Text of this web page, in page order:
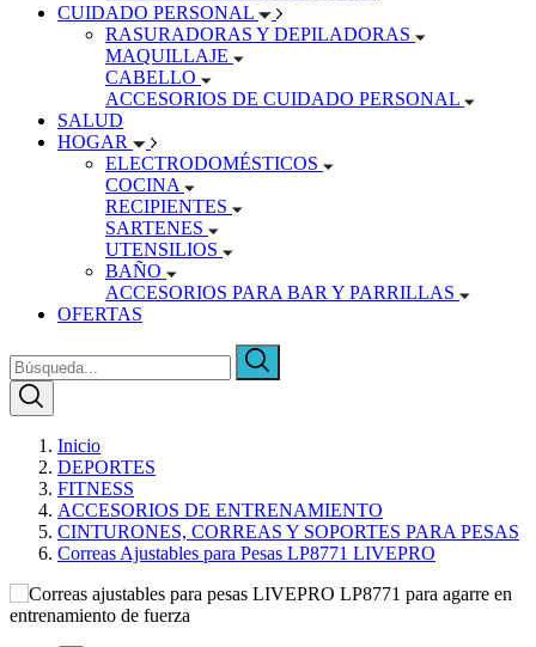
CUIDADO PERSONAL
RASURADORAS Y DEPILADORAS
MAQUILLAJE
CABELLO
ACCESORIOS DE CUIDADO PERSONAL
SALUD
HOGAR
ELECTRODOMÉSTICOS
COCINA
RECIPIENTES
SARTENES
UTENSILIOS
BAÑO
ACCESORIOS PARA BAR Y PARRILLAS
OFERTAS
Inicio
DEPORTES
FITNESS
ACCESORIOS DE ENTRENAMIENTO
CINTURONES, CORREAS Y SOPORTES PARA PESAS
Correas Ajustables para Pesas LP8771 LIVEPRO